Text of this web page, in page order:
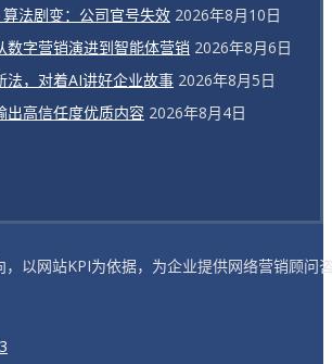
法剧变：公司官号失效 2026年8月10日
数字营销演进到智能体营销 2026年8月6日
法，对着AI讲好企业故事 2026年8月5日
出高信任度优质内容 2026年8月4日
，以网站KPI为依据，为企业提供网络营销顾问